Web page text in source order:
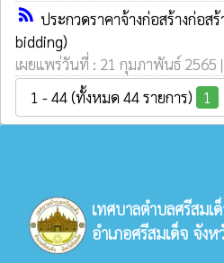
rss_feed ประกวดราคาจ้างก่อสร้างก่อ
bidding)
เผยแพร่วันที่ : 21 กุมภาพันธ์ 2565
1 - 44 (ทั้งหมด 44 รายการ)
1
เทศบาลตำบลศรีสมเ
อำเภอศรีสมเด็จ จังห